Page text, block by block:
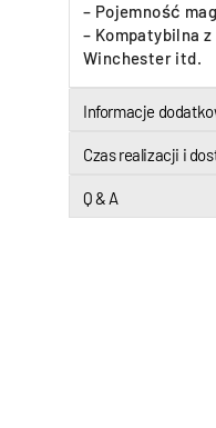
– Pojemność
– Kompatybilna
Winchester itd.
Informacje
Czas realizacji i
Q & A